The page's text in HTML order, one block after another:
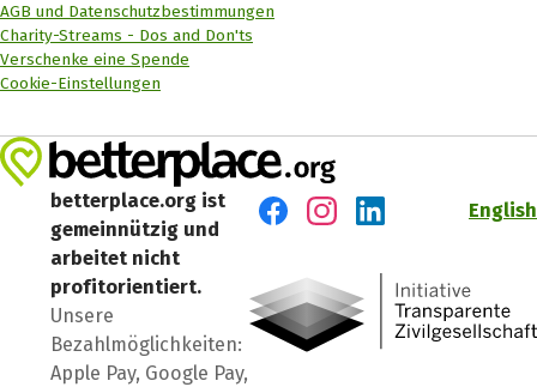
AGB und Datenschutzbestimmungen
Charity-Streams - Dos and Don'ts
Verschenke eine Spende
Cookie-Einstellungen
betterplace.org ist
gemeinnützig und
arbeitet nicht
profitorientiert.
Unsere
Bezahlmöglichkeiten:
Apple Pay, Google Pay,
English